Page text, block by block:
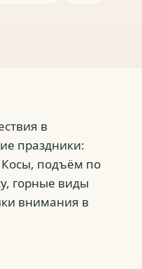
в
праздники:
Косы, подъём по
горные виды
внимания в